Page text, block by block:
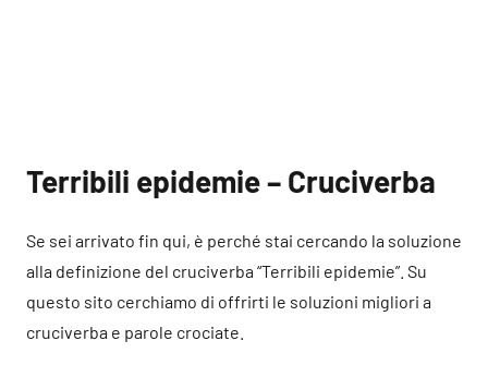
Terribili epidemie – Cruciverba
Se sei arrivato fin qui, è perché stai cercando la soluzione
alla definizione del cruciverba “Terribili epidemie”. Su
questo sito cerchiamo di offrirti le soluzioni migliori a
cruciverba e parole crociate.